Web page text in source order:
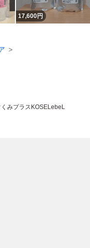
17,600円
みプラス KOSELebeL